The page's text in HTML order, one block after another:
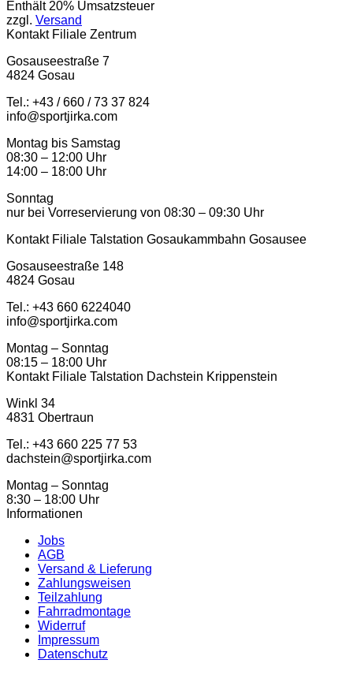
war:
490,00 €
ist:
Enthält 20% Umsatzsteuer
zzgl. Versand
Kontakt Filiale Zentrum
Gosauseestraße 7
4824 Gosau
Tel.: +43 / 660 / 73 37 824
info@sportjirka.com
Montag bis Samstag
08:30 – 12:00 Uhr
14:00 – 18:00 Uhr
Sonntag
nur bei Vorreservierung von 08:30 – 09:30 Uhr
Kontakt Filiale Talstation Gosaukammbahn Gosausee
Gosauseestraße 148
4824 Gosau
Tel.: ‭+43 660 6224040‬
info@sportjirka.com
Montag – Sonntag
08:15 – 18:00 Uhr
Kontakt Filiale Talstation Dachstein Krippenstein
Winkl 34
4831 Obertraun
Tel.: ‭+43 660 225 77 53
dachstein@sportjirka.com
Montag – Sonntag
8:30 – 18:00 Uhr
Informationen
Jobs
AGB
Versand & Lieferung
Zahlungsweisen
Teilzahlung
Fahrradmontage
Widerruf
Impressum
Datenschutz